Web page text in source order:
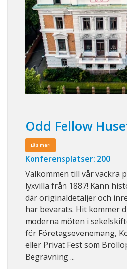
Odd Fellow
Läs mer!
Konferensplatser: 200
Välkommen till vår vackra
lyxvilla från 1887! Känn
där originaldetaljer och
har bevarats. Hit kommer
moderna möten i
för Företagsevenemang,
eller Privat Fest som
Begravning ...